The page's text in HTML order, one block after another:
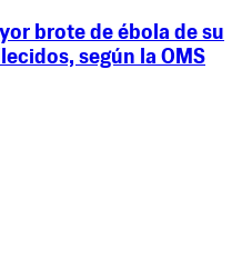
brote de ébola de su
según la OMS